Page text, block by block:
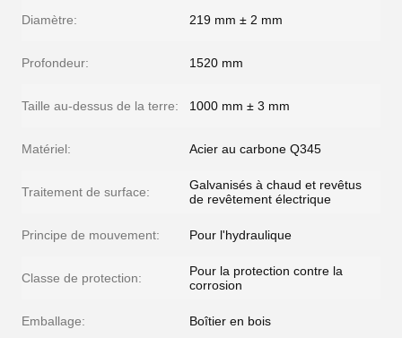
Diamètre: 219 mm ± 2 mm
Profondeur: 1520 mm
Taille au-dessus de la terre: 1000 mm ± 3 mm
Matériel: Acier au carbone Q345
Traitement de surface:
Galvanisés à chaud et revêtus
de revêtement électrique
Principe de mouvement: Pour l'hydraulique
Classe de protection:
Pour la protection contre la
corrosion
Emballage: Boîtier en bois